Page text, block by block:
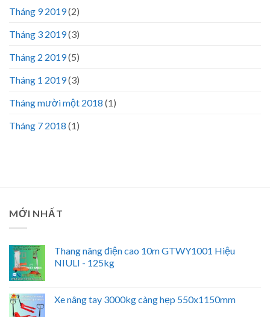
Tháng 9 2019(2)
Tháng 3 2019(3)
Tháng 2 2019(5)
Tháng 1 2019(3)
Tháng mười một 2018 (1)
Tháng 7 2018 (1)
MỚI NHẤT
Thang nâng điện cao 10m GTWY1001 Hiệu
NIULI - 125kg
Xe nâng tay 3000kg càng hẹp 550x1150mm